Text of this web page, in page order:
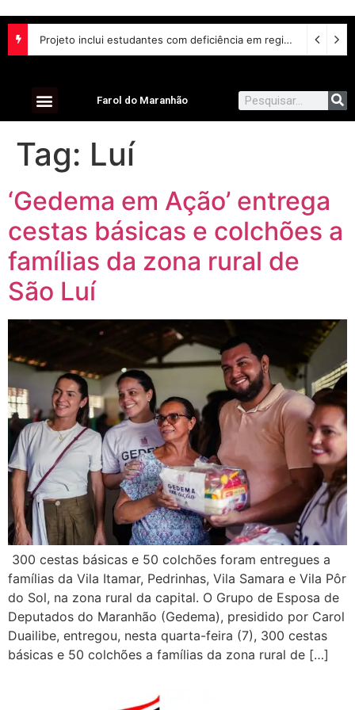
Projeto inclui estudantes com deficiência em regime escolar especial
Farol do Maranhão
Tag: Luí
‘Gedema em Ação’ entrega
cestas básicas e colchões a
famílias da zona rural de
São Luí
300 cestas básicas e 50 colchões foram entregues a
famílias da Vila Itamar, Pedrinhas, Vila Samara e Vila Pôr
do Sol, na zona rural da capital. O Grupo de Esposa de
Deputados do Maranhão (Gedema), presidido por Carol
Duailibe, entregou, nesta quarta-feira (7), 300 cestas
básicas e 50 colchões a famílias da zona rural de […]